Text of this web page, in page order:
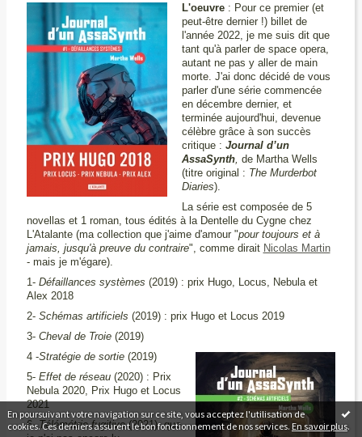
En poursuivant votre navigation sur ce site, vous acceptez l'utilisation de
cookies. Ces derniers assurent le bon fonctionnement de nos services. En savoir plus.
L'oeuvre : Pour ce premier (et
peut-être dernier !) billet de
l'année 2022, je me suis dit que
tant qu'à parler de space opera,
autant ne pas y aller de main
morte. J'ai donc décidé de vous
parler d'une série commencée
en décembre dernier, et
terminée aujourd'hui, devenue
célèbre grâce à son succès
critique :Journal d’un
AssaSynth de Martha Wells
(titre original : The Murderbot
Diaries).
La série est composée de 5
novellas et 1 roman, tous édités à la Dentelle du Cygne chez
L'Atalante (ma collection que j'aime d'amour "pour toujours et à
jamais, jusqu'à preuve du contraire", comme dirait Nicolas Martin
- mais je m'égare).
1- Défaillances systèmes (2019) : prix Hugo, Locus, Nebula et
Alex 2018
2- Schémas artificiels (2019) : prix Hugo et Locus 2019
3- Cheval de Troie(2019)
4 -Stratégie de sortie(2019)
5- Effet de réseau(2020) : Prix
Nebula 2020, Prix Hugo et Locus
2021
6-Télémétrie fugitive(2021), que